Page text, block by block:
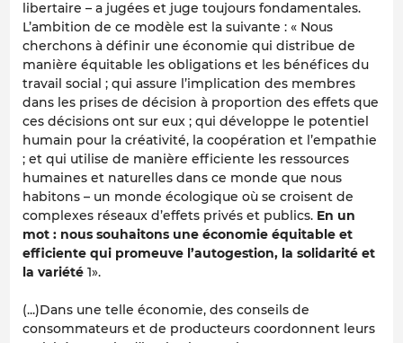
libertaire – a jugées et juge toujours fondamentales.
L’ambition de ce modèle est la suivante : « Nous
cherchons à définir une économie qui distribue de
manière équitable les obligations et les bénéfices du
travail social ; qui assure l’implication des membres
dans les prises de décision à proportion des effets que
ces décisions ont sur eux ; qui développe le potentiel
humain pour la créativité, la coopération et l’empathie
; et qui utilise de manière efficiente les ressources
humaines et naturelles dans ce monde que nous
habitons – un monde écologique où se croisent de
complexes réseaux d’effets privés et publics. En un
mot : nous souhaitons une économie équitable et
efficiente qui promeuve l’autogestion, la solidarité et
la variété 1».
(...)Dans une telle économie, des conseils de
consommateurs et de producteurs coordonnent leurs